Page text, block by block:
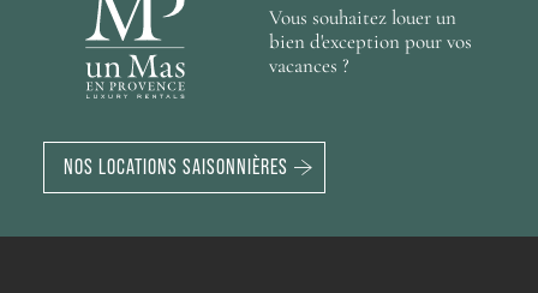
Vous souhaitez louer un
bien d'exception pour vos
vacances ?
NOS LOCATIONS SAISONNIÈRES